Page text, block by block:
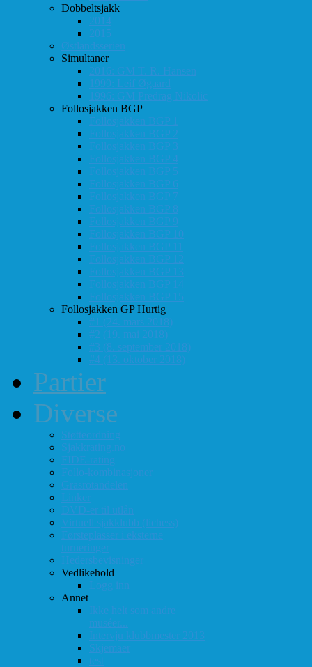
Dobbeltsjakk
2014
2015
Østlandsserien
Simultaner
2016: GM T. R. Hansen
1999: Leif Øgaard
1996: GM Predrag Nikolic
Follosjakken BGP
Follosjakken BGP 1
Follosjakken BGP 2
Follosjakken BGP 3
Follosjakken BGP 4
Follosjakken BGP 5
Follosjakken BGP 6
Follosjakken BGP 7
Follosjakken BGP 8
Follosjakken BGP 9
Follosjakken BGP 10
Follosjakken BGP 11
Follosjakken BGP 12
Follosjakken BGP 13
Follosjakken BGP 14
Follosjakken BGP 15
Follosjakken GP Hurtig
#1 (24. mars 2018)
#2 (19. mai 2018)
#3 (8. september 2018)
#4 (13. oktober 2018)
Partier
Diverse
Støtteordning
Sjakkrating.no
FIDE-rating
Follo-kombinasjoner
Grasrotandelen
Linker
DVD-er til utlån
Virtuell sjakklubb (lichess)
Førsteplasser i eksterne
turneringer
Hedersbevisninger
Vedlikehold
Logg inn
Annet
Ikke helt som andre
muséer...
Intervju klubbmester 2013
Skjemaer
test